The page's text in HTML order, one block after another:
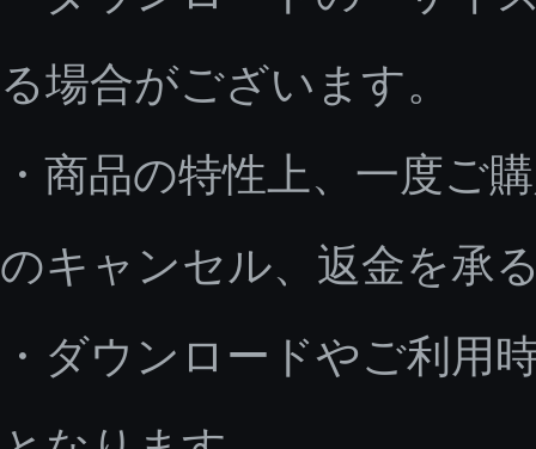
る場合がございます。
・商品の特性上、一度ご
のキャンセル、返金を承
・ダウンロードやご利用